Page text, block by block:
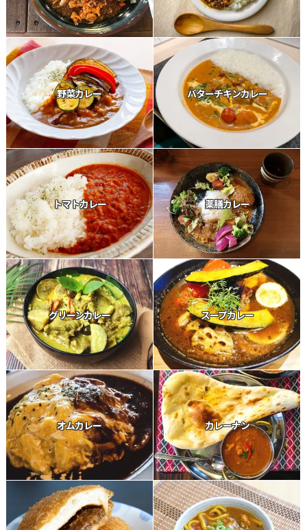
野菜カレー バターチキンカレー
トマトカレー 薬膳カレー
グリーンカレー スープカレー
オムカレー カレーナン